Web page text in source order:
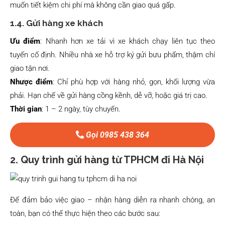
muốn tiết kiệm chi phí mà không cần giao quá gấp.
1.4. Gửi hàng xe khách
Ưu điểm: Nhanh hơn xe tải vì xe khách chạy liên tục theo
tuyến cố định. Nhiều nhà xe hỗ trợ ký gửi bưu phẩm, thậm chí
giao tận nơi.
Nhược điểm: Chỉ phù hợp với hàng nhỏ, gọn, khối lượng vừa
phải. Hạn chế về gửi hàng cồng kềnh, dễ vỡ, hoặc giá trị cao.
Thời gian: 1 – 2 ngày, tùy chuyến.
Gọi 0985 438 364
2. Quy trình gửi hàng từ TPHCM đi Hà Nội
Để đảm bảo việc giao – nhận hàng diễn ra nhanh chóng, an
toàn, bạn có thể thực hiện theo các bước sau: